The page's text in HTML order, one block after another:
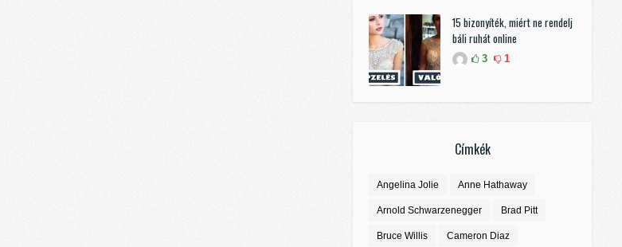
15 bizonyíték, miért ne rendelj
báli ruhát online
3 1
Címkék
Angelina Jolie Anne Hathaway
Arnold Schwarzenegger Brad Pitt
Bruce Willis Cameron Diaz